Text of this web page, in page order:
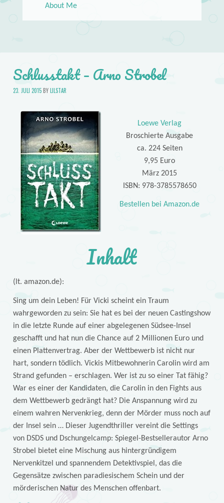
About Me
Schlusstakt – Arno Strobel
23. JULI 2015BYLILSTAR
Loewe Verlag
Broschierte Ausgabe
ca. 224 Seiten
9,95 Euro
März 2015
ISBN: 978-3785578650
Bestellen bei Amazon.de
Inhalt
(lt. amazon.de):
Sing um dein Leben! Für Vicki scheint ein Traum
wahrgeworden zu sein: Sie hat es bei der neuen Castingshow
in die letzte Runde auf einer abgelegenen Südsee-Insel
geschafft und hat nun die Chance auf 2 Millionen Euro und
einen Plattenvertrag. Aber der Wettbewerb ist nicht nur
hart, sondern tödlich. Vickis Mitbewohnerin Carolin wird am
Strand gefunden – erschlagen. Wer ist zu so einer Tat fähig?
War es einer der Kandidaten, die Carolin in den Fights aus
dem Wettbewerb gedrängt hat? Die Anspannung wird zu
einem wahren Nervenkrieg, denn der Mörder muss noch auf
der Insel sein … Dieser Jugendthriller vereint die Settings
von DSDS und Dschungelcamp: Spiegel-Bestsellerautor Arno
Strobel bietet eine Mischung aus hintergründigem
Nervenkitzel und spannendem Detektivspiel, das die
Gegensätze zwischen paradiesischem Schein und der
mörderischen Natur des Menschen offenbart.